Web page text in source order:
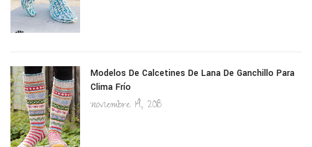
Modelos De Calcetines De Lana De Ganchillo Para
Clima Frío
noviembre 14, 2018